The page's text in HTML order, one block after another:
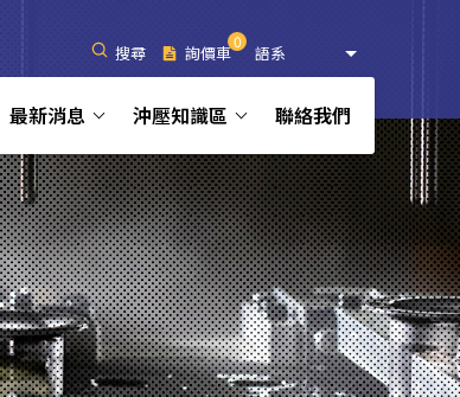
搜尋
0
詢價車 語系
最新消息 沖壓知識區 聯絡我們